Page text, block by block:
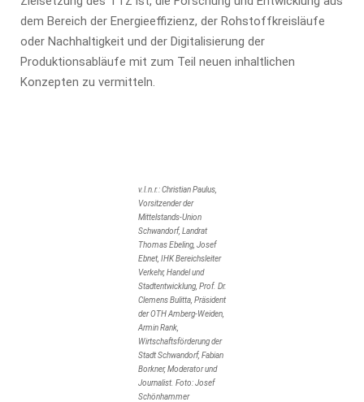
dem Bereich der Energieeffizienz, der Rohstoffkreisläufe
oder Nachhaltigkeit und der Digitalisierung der
Produktionsabläufe mit zum Teil neuen inhaltlichen
Konzepten zu vermitteln.
v.l.n.r.: Christian Paulus,
Vorsitzender der
Mittelstands-Union
Schwandorf, Landrat
Thomas Ebeling, Josef
Ebnet, IHK Bereichsleiter
Verkehr, Handel und
Stadtentwicklung, Prof. Dr.
Clemens Bulitta, Präsident
der OTH Amberg-Weiden,
Armin Rank,
Wirtschaftsförderung der
Stadt Schwandorf, Fabian
Borkner, Moderator und
Journalist. Foto: Josef
Schönhammer